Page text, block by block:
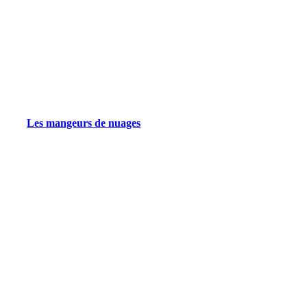
Les mangeurs de nuages